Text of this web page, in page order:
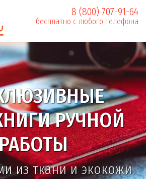
8 (800) 707-91-64
бесплатно с любого телефона
РУЧНОЙ
из ткани и экокожи